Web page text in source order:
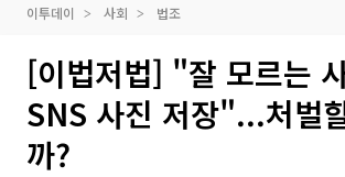
이투데이 사회 법조
[이법저법] "잘 모르는
SNS 사진 저장"...처벌
까?